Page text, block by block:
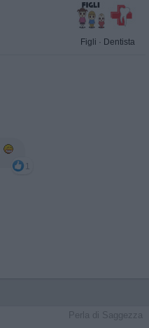
Figli · Dentista
1
Perla di Saggezza